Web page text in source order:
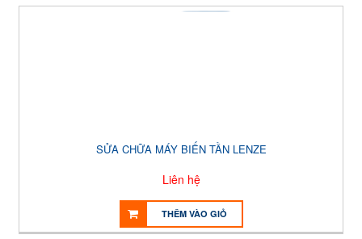
SỬA CHỮA MÁY BIẾN TẦN LENZE
Liên hệ
THÊM VÀO GIỎ